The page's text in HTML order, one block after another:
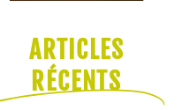
ARTICLES
RÉCENTS